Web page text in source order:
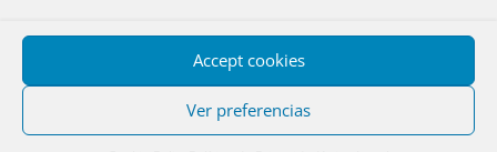
Accept cookies
Ver preferencias
CASO 12.-
HERENCIA Y EXTINCIÓN DE
Una finca pertenece en dos terceras partes a una persona
que fallece y en la tercera parte restante a otras cuatro